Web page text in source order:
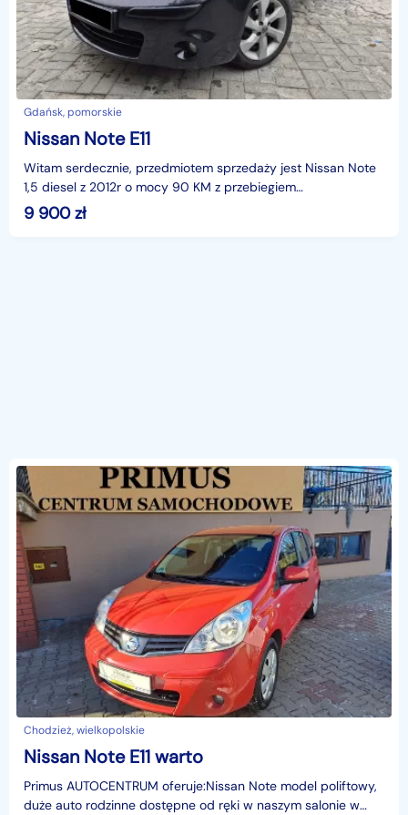
Gdańsk, pomorskie
Nissan Note E11
Witam serdecznie, przedmiotem sprzedaży jest Nissan Note
1,5 diesel z 2012r o mocy 90 KM z przebiegiem
249002km.Więcej zdjęć oraz ofert można znaleźć na stronie
9 900zł
Chodzież, wielkopolskie
Nissan Note E11 warto
Primus AUTOCENTRUM oferuje:Nissan Note model poliftowy,
duże auto rodzinne dostępne od ręki w naszym salonie w